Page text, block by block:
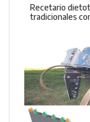
Recetario
tradicionales